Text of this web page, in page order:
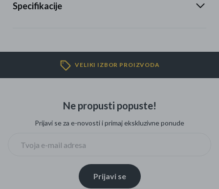
Specifikacije
VELIKI IZBOR PROIZVODA
Ne propusti popuste!
Prijavi se za e-novosti i primaj ekskluzivne ponude
Prijavi se